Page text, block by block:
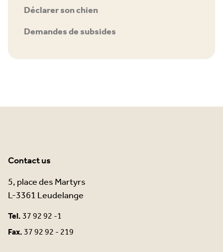
Déclarer son chien
Demandes de subsides
Contact us
5, place des Martyrs
L-3361 Leudelange
Tel.37 92 92 -1
Fax.37 92 92 - 219